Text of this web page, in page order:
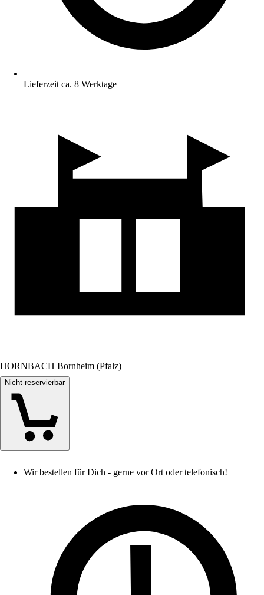
Lieferzeit ca. 8 Werktage
HORNBACH Bornheim (Pfalz)
Nicht reservierbar
Wir bestellen für Dich - gerne vor Ort oder telefonisch!